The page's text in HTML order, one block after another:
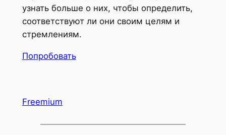
узнать больше о них, чтобы определить,
соответствуют ли они своим целям и
стремлениям.
Попробовать
Freemium